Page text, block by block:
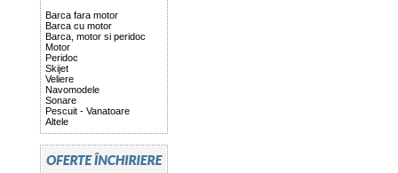
Barca fara motor
Barca cu motor
Barca, motor si peridoc
Motor
Peridoc
Skijet
Veliere
Navomodele
Sonare
Pescuit - Vanatoare
Altele